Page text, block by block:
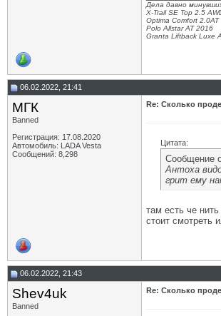
Дела давно
X-Trail SE Top 2.5
Optima Comfort
Polo Allstar AT 2016
Granta Liftback Luxe
06.02.2022, 21:41
МГК
Banned
Регистрация: 17.08.2020
Автомобиль: LADA Vesta
Сообщений: 8,298
Re: Сколько
Цитата:
Сообщение
Антоха
грит ему
там есть че
стоит смотреть
06.02.2022, 21:43
Shev4uk
Banned
Re: Сколько